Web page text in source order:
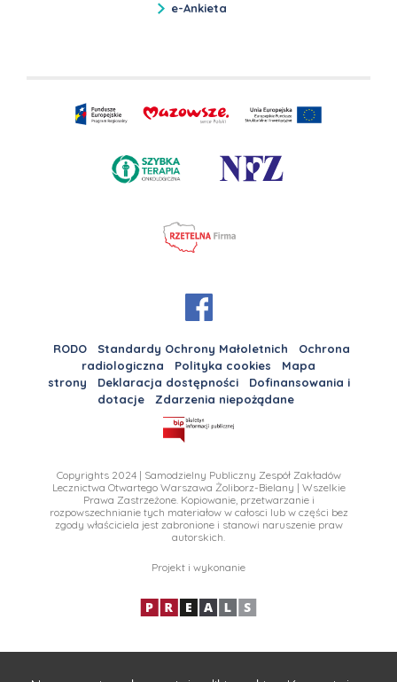
e-Ankieta
RODO Standardy Ochrony Małoletnich
Ochrona
radiologiczna
Polityka cookies
Mapa
strony
Deklaracja dostępności
Dofinansowania i
dotacje
Zdarzenia niepożądane
Copyrights 2024 | Samodzielny Publiczny Zespół Zakładów
Lecznictwa Otwartego Warszawa Żoliborz-Bielany | Wszelkie
Prawa Zastrzeżone. Kopiowanie, przetwarzanie i
rozpowszechnianie tych materiałow w całosci lub w części bez
zgody właściciela jest zabronione i stanowi naruszenie praw
autorskich.
Projekt i wykonanie